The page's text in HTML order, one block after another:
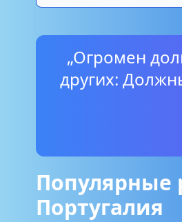
„Огромен
других:
Популярные
Португалия